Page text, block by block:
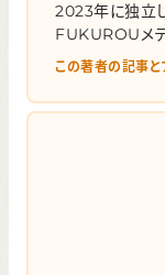
2023年に独立
FUKUROUメ
この著者の記事と